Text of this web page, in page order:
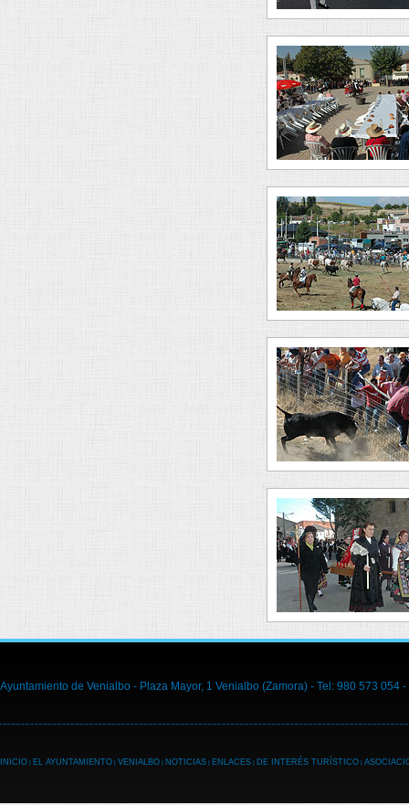
Ayuntamiento de Venialbo - Plaza Mayor, 1 Venialbo (Zamora) - Tel: 980 573 054 -
INICIO EL AYUNTAMIENTO VENIALBO NOTICIAS ENLACES DE INTERÉS TURÍSTICO